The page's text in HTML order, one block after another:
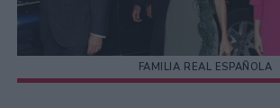
FAMILIA REAL ESPAÑOLA